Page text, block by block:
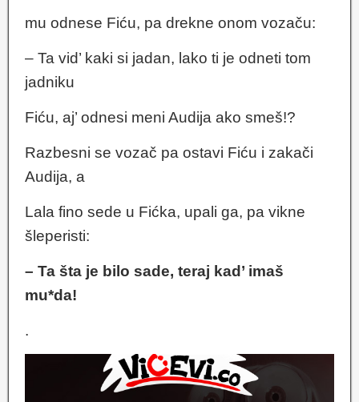
mu odnese Fiću, pa drekne onom vozaču:
– Ta vid’ kaki si jadan, lako ti je odneti tom
jadniku
Fiću, aj’ odnesi meni Audija ako smeš!?
Razbesni se vozač pa ostavi Fiću i zakači
Audija, a
Lala fino sede u Fićka, upali ga, pa vikne
šleperisti:
– Ta šta je bilo sade, teraj kad’ imaš
mu*da!
.